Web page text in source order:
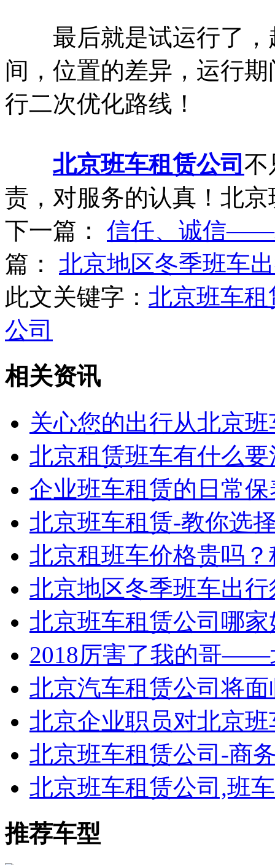
最后就是试运行了，
间，位置的差异，运行
行二次优化路线！
北京班车租赁公司 不
责，对服务的认真！北
下一篇： 信任、诚信——
篇： 北京地区冬季班车
此文关键字： 北京班车租
公司
相关资讯
关心您的出行从北京
北京租赁班车有什么
企业班车租赁的日常
北京班车租赁-教你选
北京租班车价格贵吗
北京地区冬季班车出
北京班车租赁公司哪家
2018厉害了我的哥——
北京汽车租赁公司将
北京企业职员对北京
北京班车租赁公司-商
北京班车租赁公司,班
推荐车型